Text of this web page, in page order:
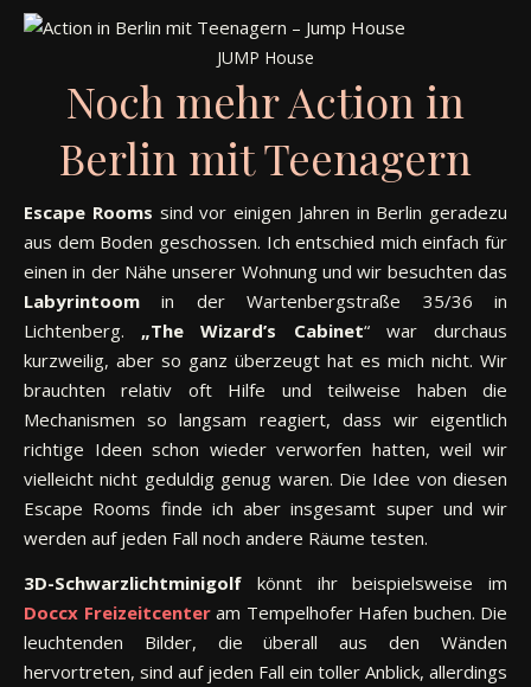
JUMP House
Noch mehr Action in
Berlin mit Teenagern
Escape Rooms sind vor einigen Jahren in Berlin geradezu
aus dem Boden geschossen. Ich entschied mich einfach für
einen in der Nähe unserer Wohnung und wir besuchten das
Labyrintoom in der Wartenbergstraße 35/36 in
Lichtenberg. „The Wizard’s Cabinet“ war durchaus
kurzweilig, aber so ganz überzeugt hat es mich nicht. Wir
brauchten relativ oft Hilfe und teilweise haben die
Mechanismen so langsam reagiert, dass wir eigentlich
richtige Ideen schon wieder verworfen hatten, weil wir
vielleicht nicht geduldig genug waren. Die Idee von diesen
Escape Rooms finde ich aber insgesamt super und wir
werden auf jeden Fall noch andere Räume testen.
3D-Schwarzlichtminigolf könnt ihr beispielsweise im
Doccx Freizeitcenteram Tempelhofer Hafen buchen. Die
leuchtenden Bilder, die überall aus den Wänden
hervortreten, sind auf jeden Fall ein toller Anblick, allerdings